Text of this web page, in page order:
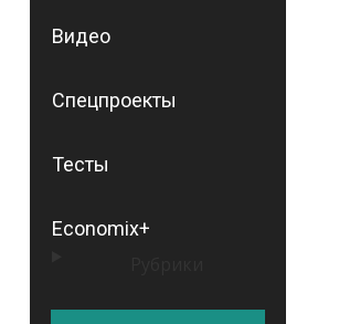
Видео
Спецпроекты
Тесты
Economix+